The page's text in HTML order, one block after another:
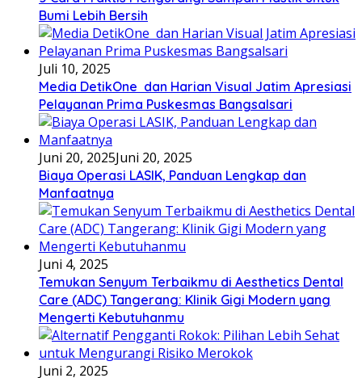
Bumi Lebih Bersih
Juli 10, 2025
Media DetikOne dan Harian Visual Jatim Apresiasi
Pelayanan Prima Puskesmas Bangsalsari
Juni 20, 2025Juni 20, 2025
Biaya Operasi LASIK, Panduan Lengkap dan
Manfaatnya
Juni 4, 2025
Temukan Senyum Terbaikmu di Aesthetics Dental
Care (ADC) Tangerang: Klinik Gigi Modern yang
Mengerti Kebutuhanmu
Juni 2, 2025